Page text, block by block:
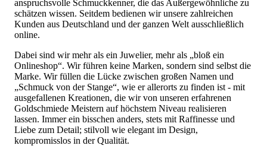
anspruchsvolle Schmuckkenner, die das Außergewöhnliche zu
schätzen wissen. Seitdem bedienen wir unsere zahlreichen
Kunden aus Deutschland und der ganzen Welt ausschließlich
online.
Dabei sind wir mehr als ein Juwelier, mehr als „bloß ein
Onlineshop“. Wir führen keine Marken, sondern sind selbst die
Marke. Wir füllen die Lücke zwischen großen Namen und
„Schmuck von der Stange“, wie er allerorts zu finden ist - mit
ausgefallenen Kreationen, die wir von unseren erfahrenen
Goldschmiede Meistern auf höchstem Niveau realisieren
lassen. Immer ein bisschen anders, stets mit Raffinesse und
Liebe zum Detail; stilvoll wie elegant im Design,
kompromisslos in der Qualität.